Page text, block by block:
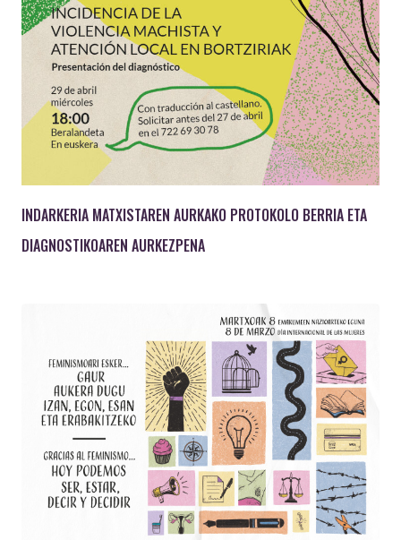
INDARKERIA MATXISTAREN AURKAKO PROTOKOLO BERRIA ETA
DIAGNOSTIKOAREN AURKEZPENA